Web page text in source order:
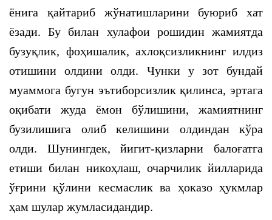
ёнига қайтариб жўнатишларини буюриб хат
ёзади. Бу билан хулафои рошидин жамиятда
бузуқлик, фоҳишалик, ахлоқсизликнинг илдиз
отишини олдини олди. Чунки у зот бундай
муаммога бугун эътиборсизлик қилинса, эртага
оқибати жуда ёмон бўлишини, жамиятнинг
бузилишига олиб келишини олдиндан кўра
олди. Шунингдек, йигит-қизларни балоғатга
етиши билан никоҳлаш, очарчилик йилларида
ўғрини қўлини кесмаслик ва ҳоказо ҳукмлар
ҳам шулар жумласидандир.